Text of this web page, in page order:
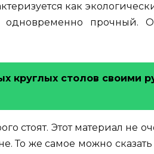
как
прочный.
круглых столов своими
стоят. Этот материал не
То же самое можно